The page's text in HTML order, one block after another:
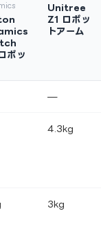
ボッ
Unitree
Z1 ロボッ
トアーム
—
4.3kg
3kg